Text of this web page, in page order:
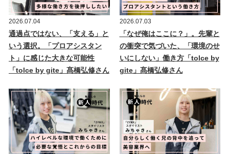
2026.07.04
通過点ではない、「支える」と
いう選択。「プロアシスタン
ト」に感じた大きな可能性
「tolce by gite」髙橋弘修さん
2026.07.03
「なぜ俺はここに？」。先輩と
の衝突で気づいた、「環境のせ
いにしない」働き方「tolce by
gite」髙橋弘修さん